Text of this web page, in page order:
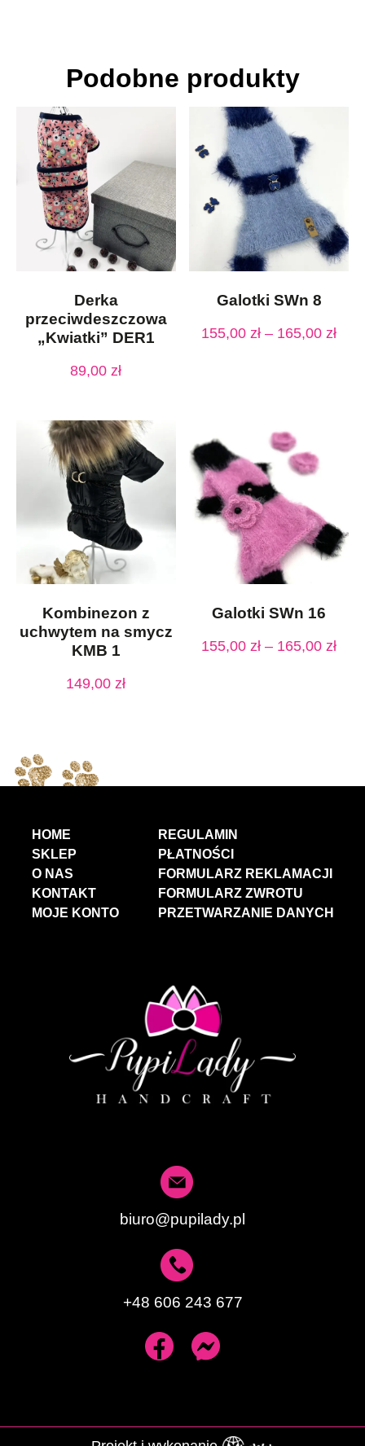
Podobne produkty
Derka
przeciwdeszczowa
„Kwiatki” DER1
89,00 zł
Galotki SWn 8
155,00 zł – 165,00 zł
Kombinezon z
uchwytem na smycz
KMB 1
149,00zł
Galotki SWn 16
155,00zł – 165,00zł
HOME
SKLEP
O NAS
KONTAKT
MOJE KONTO
REGULAMIN
PŁATNOŚCI
FORMULARZ REKLAMACJI
FORMULARZ ZWROTU
PRZETWARZANIE DANYCH
biuro@pupilady.pl
+48 606 243 677